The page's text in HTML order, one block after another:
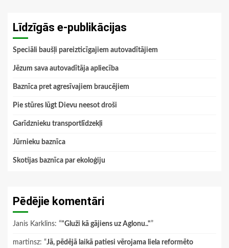
Līdzīgās e-publikācijas
Speciāli baušļi pareizticīgajiem autovadītājiem
Jēzum sava autovadītāja apliecība
Baznīca pret agresīvajiem braucējiem
Pie stūres lūgt Dievu neesot droši
Garīdznieku transportlīdzekļi
Jūrnieku baznīca
Skotijas baznīca par ekoloģiju
Pēdējie komentāri
Janis Karklins: “"Gluži kā gājiens uz Aglonu.."”
martinsz: “Jā, pēdējā laikā patiesi vērojama liela reformēto